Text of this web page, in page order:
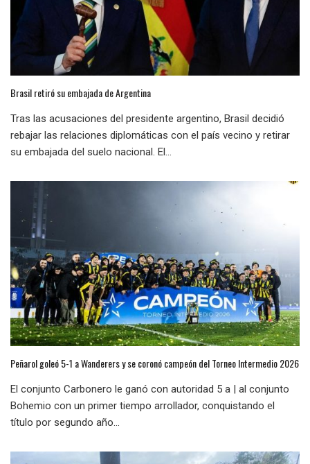
Brasil retiró su embajada de Argentina
Tras las acusaciones del presidente argentino, Brasil decidió
rebajar las relaciones diplomáticas con el país vecino y retirar
su embajada del suelo nacional. El...
Peñarol goleó 5-1 a Wanderers y se coronó campeón del Torneo Intermedio 2026
El conjunto Carbonero le ganó con autoridad 5 a | al conjunto
Bohemio con un primer tiempo arrollador, conquistando el
título por segundo año...